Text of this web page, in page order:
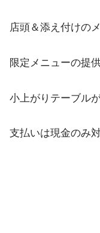
店頭＆添え付けの
限定メニューの提供
小上がりテーブル
支払いは現金のみ対